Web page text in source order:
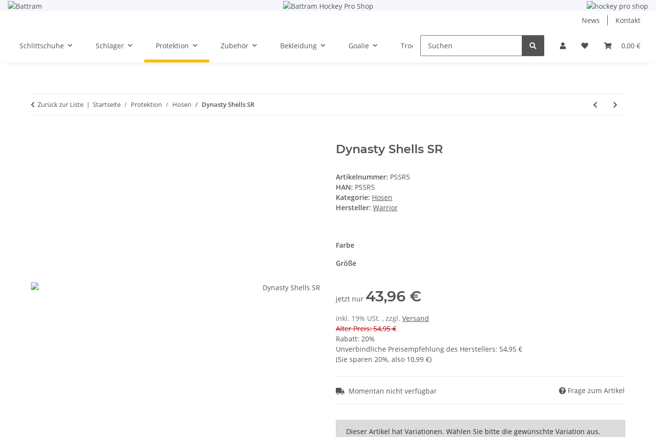
News Kontakt
0,00 €
Schlittschuhe Schläger Protektion Zubehör Bekleidung Goalie Trockentraining NHL und DEB
Zurück zur Liste Startseite Protektion Hosen Dynasty Shells SR
Dynasty Shells SR
Artikelnummer: PSSR5
HAN: PSSR5
Kategorie: Hosen
Hersteller: Warrior
Farbe
Größe
jetzt nur 43,96 €
inkl. 19% USt. , zzgl. Versand
Alter Preis: 54,95 €
Rabatt: 20%
Unverbindliche Preisempfehlung des Herstellers: 54,95 €
(Sie sparen 20%, also 10,99 €)
Momentan nicht verfügbar Frage zum Artikel
x
Dieser Artikel hat Variationen. Wählen Sie bitte die gewünschte Variation aus.